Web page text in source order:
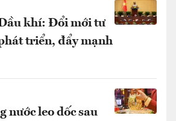
khí: Đổi mới tư
triển, đẩy mạnh
nước leo dốc sau